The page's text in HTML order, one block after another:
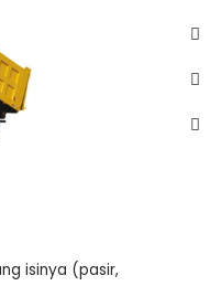
isinya (pasir,